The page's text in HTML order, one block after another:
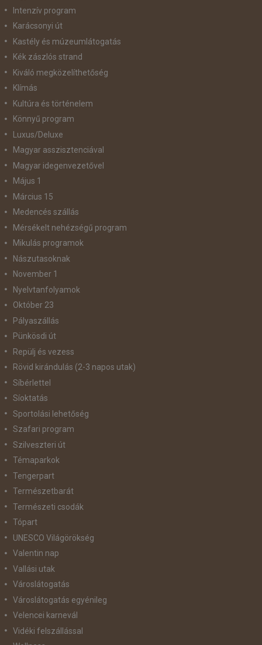
Intenzív program
Karácsonyi út
Kastély és múzeumlátogatás
Kék zászlós strand
Kiváló megközelíthetőség
Klímás
Kultúra és történelem
Könnyű program
Luxus/Deluxe
Magyar asszisztenciával
Magyar idegenvezetővel
Május 1
Március 15
Medencés szállás
Mérsékelt nehézségű program
Mikulás programok
Nászutasoknak
November 1
Nyelvtanfolyamok
Október 23
Pályaszállás
Pünkösdi út
Repülj és vezess
Rövid kirándulás (2-3 napos utak)
Síbérlettel
Síoktatás
Sportolási lehetőség
Szafari program
Szilveszteri út
Témaparkok
Tengerpart
Természetbarát
Természeti csodák
Tópart
UNESCO Világörökség
Valentin nap
Vallási utak
Városlátogatás
Városlátogatás egyénileg
Velencei karnevál
Vidéki felszállással